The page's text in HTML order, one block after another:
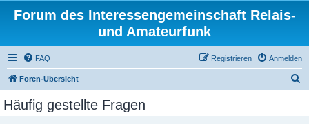
Forum des Interessengemeinschaft Relais-
und Amateurfunk
FAQ Anmelden
Registrieren
Foren-Übersicht
Häufig gestellte Fragen